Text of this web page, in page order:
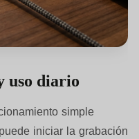
uso diario
simple
iniciar la grabación